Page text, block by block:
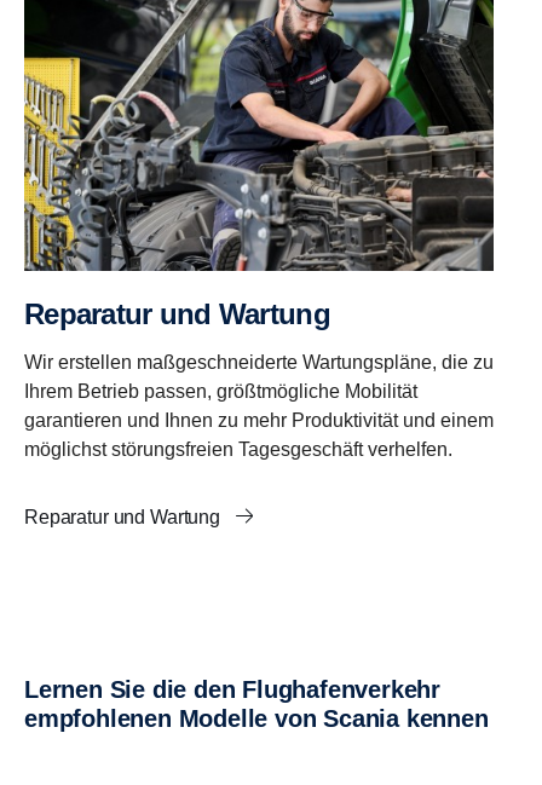
Reparatur und Wartung
Wir erstellen maßgeschneiderte Wartungspläne, die zu
Ihrem Betrieb passen, größtmögliche Mobilität
garantieren und Ihnen zu mehr Produktivität und einem
möglichst störungsfreien Tagesgeschäft verhelfen.
Reparatur und Wartung
Lernen Sie die den Flughafenverkehr
empfohlenen Modelle von Scania kennen